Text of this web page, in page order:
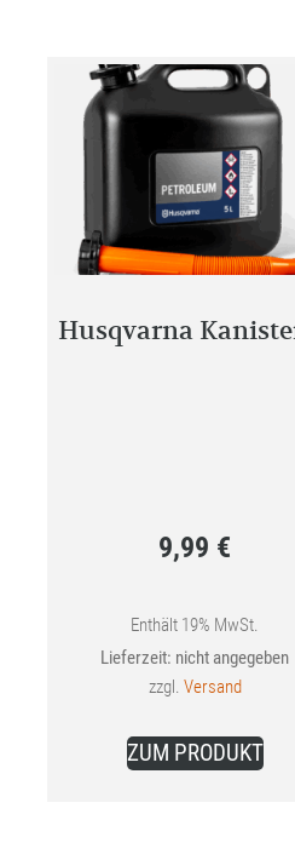
Husqvarna
9,99 €
Enthält 19% MwSt.
Lieferzeit: nicht angegeben
zzgl. Versand
ZUM PRODUKT